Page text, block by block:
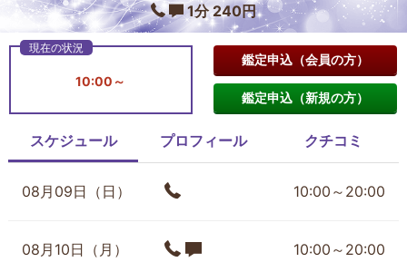
1分 240円
10:00～
鑑定申込（会員の方）
鑑定申込（新規の方）
スケジュール プロフィール クチコミ
08月09日（日） 10:00～20:00
08月10日（月） 10:00～20:00